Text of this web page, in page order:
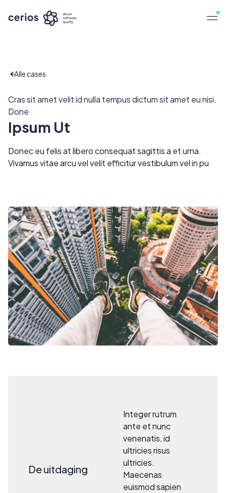
Alle cases
Cras sit amet velit id nulla tempus dictum sit amet eu nisi.
Done
Ipsum Ut
Donec eu felis at libero consequat sagittis a et urna.
Vivamus vitae arcu vel velit efficitur vestibulum vel in pu
De uitdaging
Integer rutrum
ante et nunc
venenatis, id
ultricies risus
ultricies.
Maecenas
euismod sapien